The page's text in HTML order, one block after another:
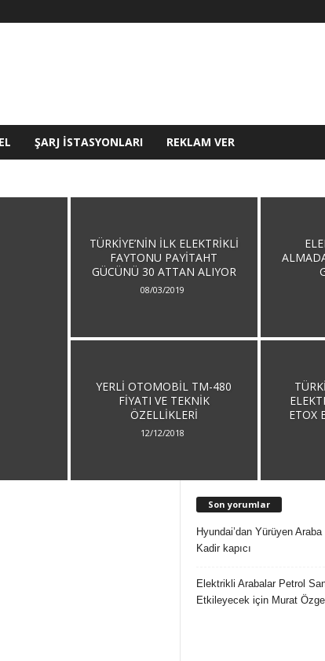
ŞARJ İSTASYONLARI REKLAM VER
TÜRKIYE’NIN İLK ELEKTRIKLI
FAYTONU PAYITAHT
GÜCÜNÜ 30 ATTAN ALIYOR
08/03/2019
YERLI OTOMOBIL TM-480
FIYATI VE TEKNIK
ÖZELLIKLERI
12/12/2018
ETOX
Son yorumlar
Hyundai’dan Yürüyen
Kadir kapıcı
Elektrikli Arabalar Petrol
Etkileyecek için Murat